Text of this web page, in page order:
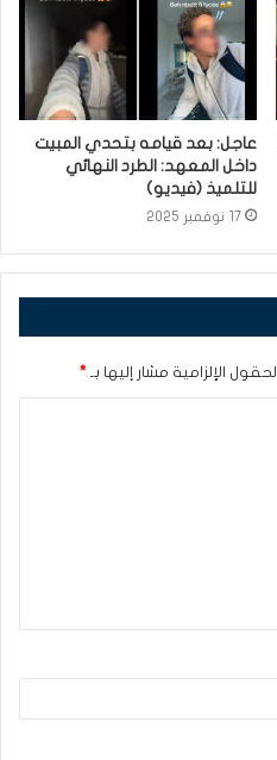
عاجل: بعد قيامه بتحدي المبيت
داخل المعهد: الطرد النهائي
للتلميذ (فيديو)
17 نوفمبر 2025
الحقول الإلزامية مشار إليها بـ *